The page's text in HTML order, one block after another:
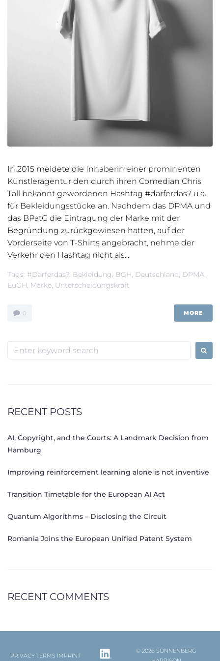
In 2015 meldete die Inhaberin einer prominenten
Künstleragentur den durch ihren Comedian Chris
Tall bekannt gewordenen Hashtag #darferdas? u.a.
für Bekleidungsstücke an. Nachdem das DPMA und
das BPatG die Eintragung der Marke mit der
Begründung zurückgewiesen hatten, auf der
Vorderseite von T-Shirts angebracht, nehme der
Verkehr den Hashtag nicht als...
Tags: #darferdas?, Bekleidung, BGH, Deutschland, DPMA,
EuGH, Marke, Unterscheidungskraft
0 MORE
Search
RECENT POSTS
AI, Copyright, and the Courts: A Landmark Decision from
Hamburg
Improving reinforcement learning alone is not inventive
Transition Timetable for the European AI Act
Quantum Algorithms – Disclosing the Circuit
Romania Joins the European Unified Patent System
RECENT COMMENTS
PRIVACY TERMS IMPRINT
© 2026 SONNENBERG